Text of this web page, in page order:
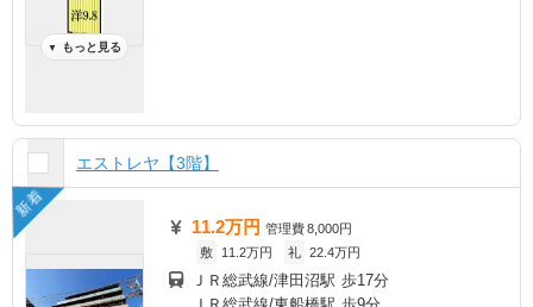
▼ もっと見る
エストレヤ【3階】
新着
11.2万円 管理費8,000円
敷
11.2万円 礼 22.4万円
ＪＲ総武線/津田沼駅 歩17分